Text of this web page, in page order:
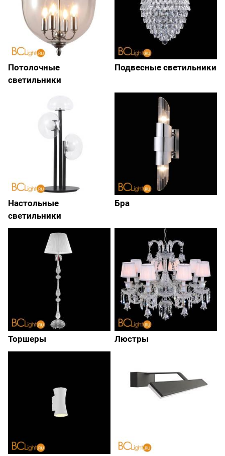
Потолочные
светильники
Подвесные светильники
Настольные
светильники
Бра
Торшеры Люстры